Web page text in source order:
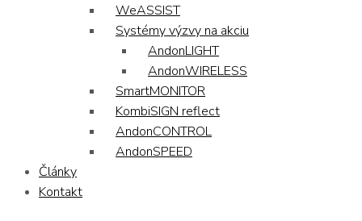
WeASSIST
Systémy výzvy na akciu
AndonLIGHT
AndonWIRELESS
SmartMONITOR
KombiSIGN reflect
AndonCONTROL
AndonSPEED
Články
Kontakt